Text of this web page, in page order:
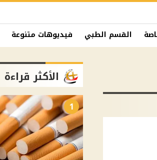
القسم الطبي فيديوهات متنوعة
الأكثر قراءة
1